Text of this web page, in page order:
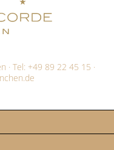
· Tel: +49 89 22 45 15 ·